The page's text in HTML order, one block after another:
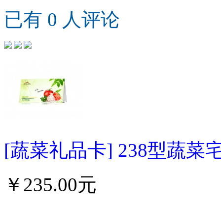
已有 0 人评论
[蔬菜礼品卡] 238型蔬菜
￥235.00元